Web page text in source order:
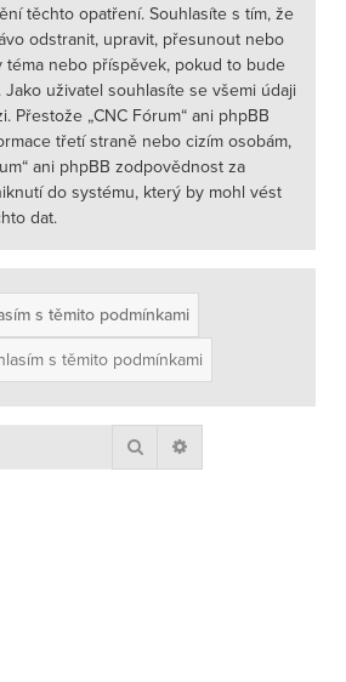
těchto opatření. Souhlasíte s tím, že
odstranit, upravit, přesunout nebo
téma nebo příspěvek, pokud to bude
Jako uživatel souhlasíte se všemi údaji
Přestože „CNC Fórum“ ani phpBB
třetí straně nebo cizím osobám,
ani phpBB zodpovědnost za
do systému, který by mohl vést
dat.
Hledat